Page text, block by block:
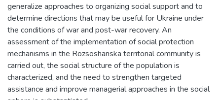
generalize approaches to organizing social support and to
determine directions that may be useful for Ukraine under
the conditions of war and post-war recovery. An
assessment of the implementation of social protection
mechanisms in the Rozsoshanska territorial community is
carried out, the social structure of the population is
characterized, and the need to strengthen targeted
assistance and improve managerial approaches in the social